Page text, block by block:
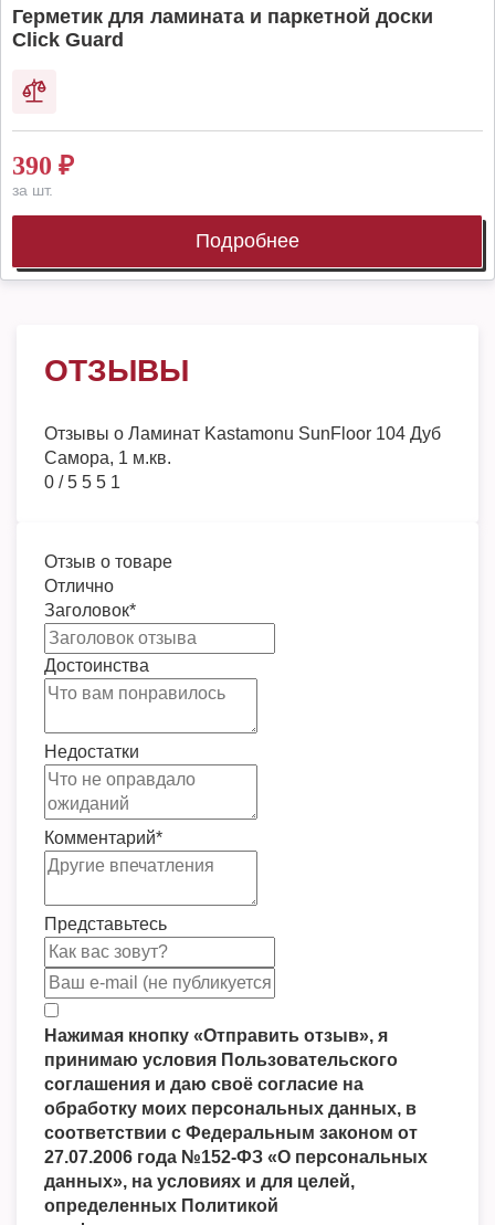
Герметик для ламината и паркетной доски
Click Guard
390 ₽
за шт.
Подробнее
ОТЗЫВЫ
Отзывы о Ламинат Kastamonu SunFloor 104 Дуб
Самора, 1 м.кв.
0 /5 5 5 1
Отзыв о товаре
Отлично
Заголовок*
Достоинства
Недостатки
Комментарий*
Представьтесь
Нажимая кнопку «Отправить отзыв», я
принимаю условия Пользовательского
соглашения и даю своё согласие на
обработку моих персональных данных, в
соответствии с Федеральным законом от
27.07.2006 года №152-ФЗ «О персональных
данных», на условиях и для целей,
определенных Политикой